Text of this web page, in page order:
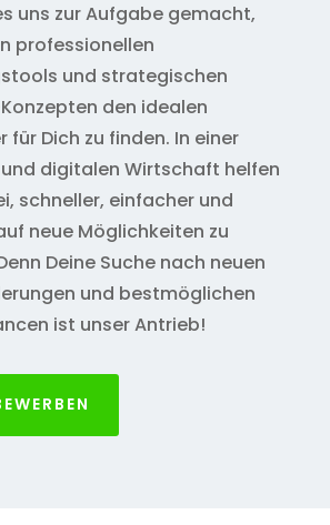
uns zur Aufgabe gemacht,
professionellen
und strategischen
den idealen
für Dich zu finden. In einer
digitalen Wirtschaft helfen
schneller, einfacher und
neue Möglichkeiten zu
Deine Suche nach neuen
und bestmöglichen
ist unser Antrieb!